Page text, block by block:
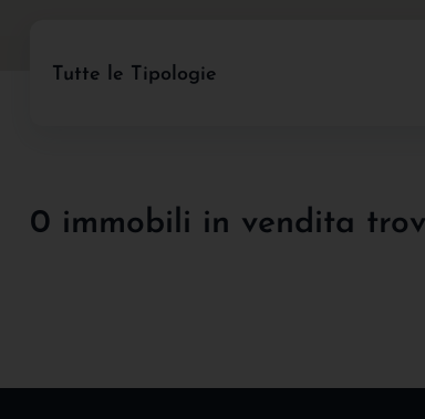
Tutte le Tipologie
0 immobili in vendita